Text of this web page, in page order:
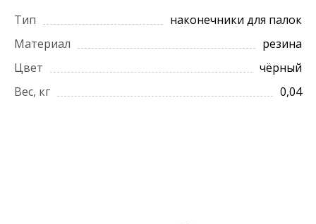
Тип
наконечники для палок
Материал
резина
Цвет
чёрный
Вес, кг
0,04